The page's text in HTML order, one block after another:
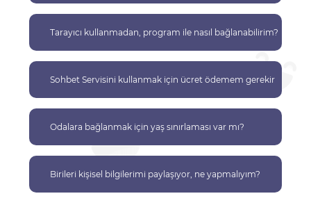
Tarayıcı kullanmadan, program ile nasıl bağlanabilirim?
Sohbet Servisini kullanmak için ücret ödemem gerekir
Odalara bağlanmak için yaş sınırlaması var mı?
Birileri kişisel bilgilerimi paylaşıyor, ne yapmalıyım?